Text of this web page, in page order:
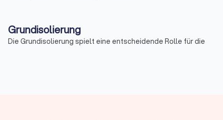
Grundisolierung
Die Grundisolierung spielt eine entscheidende Rolle für die